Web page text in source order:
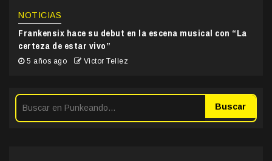
NOTICIAS
Frankensix hace su debut en la escena musical con “La
certeza de estar vivo”
5 años ago Victor Tellez
Buscar